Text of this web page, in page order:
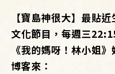
【寶島神很大】最貼
文化節目，每週三
《我的媽呀！林小姐
博客來：